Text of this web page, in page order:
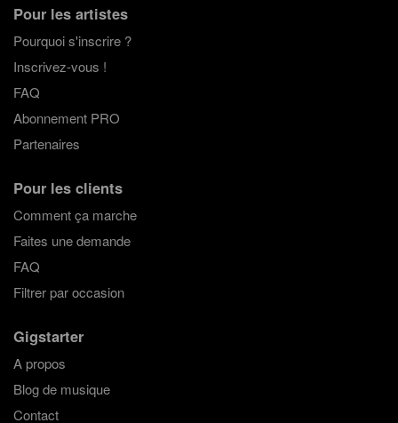
Pour les artistes
Pourquoi s'inscrire ?
Inscrivez-vous !
FAQ
Abonnement PRO
Partenaires
Pour les clients
Comment ça marche
Faites une demande
FAQ
Filtrer par occasion
Gigstarter
A propos
Blog de musique
Contact